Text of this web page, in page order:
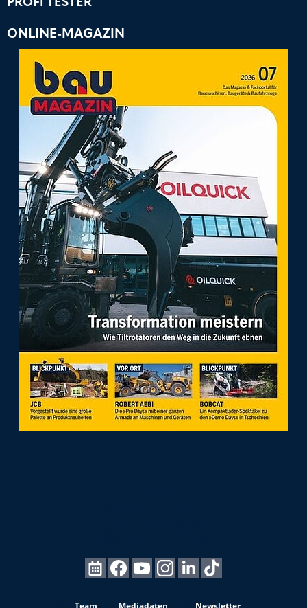
PROFI TESTER
ONLINE-MAGAZIN